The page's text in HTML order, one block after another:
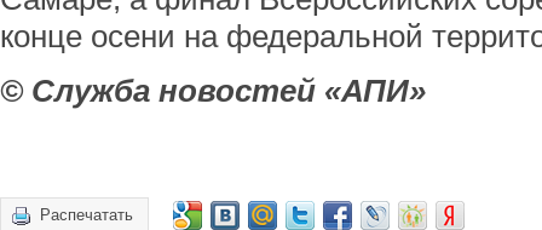
конце осени на федеральной
© Служба новостей «АПИ»
Распечатать